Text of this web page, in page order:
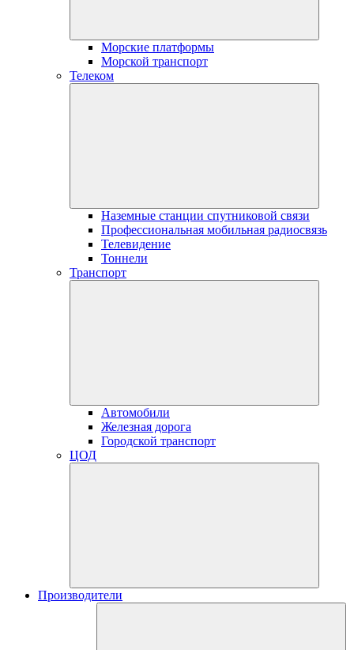
Морские платформы
Морской транспорт
Телеком
Наземные станции спутниковой связи
Профессиональная мобильная радиосвязь
Телевидение
Тоннели
Транспорт
Автомобили
Железная дорога
Городской транспорт
ЦОД
Производители